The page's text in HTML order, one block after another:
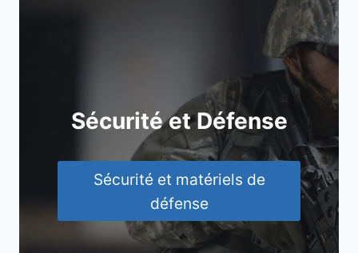
Sécurité et Défense
Sécurité et matériels de
défense